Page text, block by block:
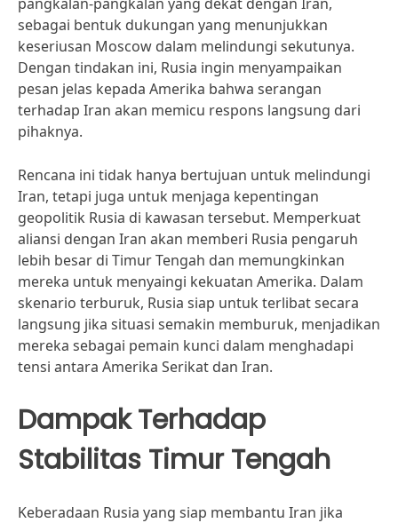
sebagai bentuk dukungan yang menunjukkan
keseriusan Moscow dalam melindungi sekutunya.
Dengan tindakan ini, Rusia ingin menyampaikan
pesan jelas kepada Amerika bahwa serangan
terhadap Iran akan memicu respons langsung dari
pihaknya.
Rencana ini tidak hanya bertujuan untuk melindungi
Iran, tetapi juga untuk menjaga kepentingan
geopolitik Rusia di kawasan tersebut. Memperkuat
aliansi dengan Iran akan memberi Rusia pengaruh
lebih besar di Timur Tengah dan memungkinkan
mereka untuk menyaingi kekuatan Amerika. Dalam
skenario terburuk, Rusia siap untuk terlibat secara
langsung jika situasi semakin memburuk, menjadikan
mereka sebagai pemain kunci dalam menghadapi
tensi antara Amerika Serikat dan Iran.
Dampak Terhadap
Stabilitas Timur Tengah
Keberadaan Rusia yang siap membantu Iran jika